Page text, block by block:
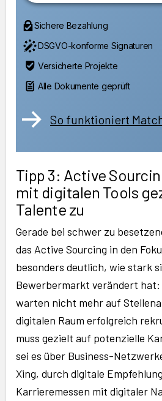
Sichere Bezahlung
DSGVO-konforme Signaturen
Versicherte Projekte
Alle Dokumente geprüft
So funktioniert
Tipp 3: Active
mit digitalen Tools
Talente zu
Gerade bei schwer zu
das Active Sourcing in den
besonders deutlich, wie stark
Bewerbermarkt verändert hat:
warten nicht mehr auf
digitalen Raum erfolgreich
muss gezielt auf potenzielle
sei es über Business-
Xing, durch digitale
Karrieremessen mit digitaler